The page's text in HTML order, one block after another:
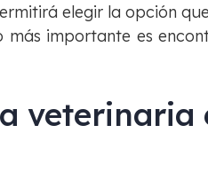
elegir la opción
importante es
veterinaria